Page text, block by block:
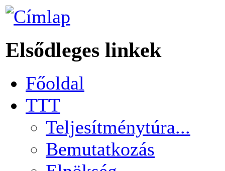
Elsődleges linkek
Főoldal
TTT
Teljesítménytúra...
Bemutatkozás